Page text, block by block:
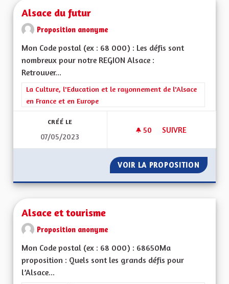
Alsace du futur
Proposition anonyme
Mon Code postal (ex : 68 000) : Les défis sont
nombreux pour notre REGION Alsace :
Retrouver...
Filtrer les résultats de la catégorie : La Culture, l'Education et
La Culture, l'Education et le rayonnement de l'Alsace
en France et en Europe
CRÉÉ LE
07/05/2023
50 50 ABONNÉS
SUIVRE
VOIR LA PROPOSITION
Alsace et tourisme
Proposition anonyme
Mon Code postal (ex : 68 000) : 68650Ma
proposition : Quels sont les grands défis pour
l’Alsace...